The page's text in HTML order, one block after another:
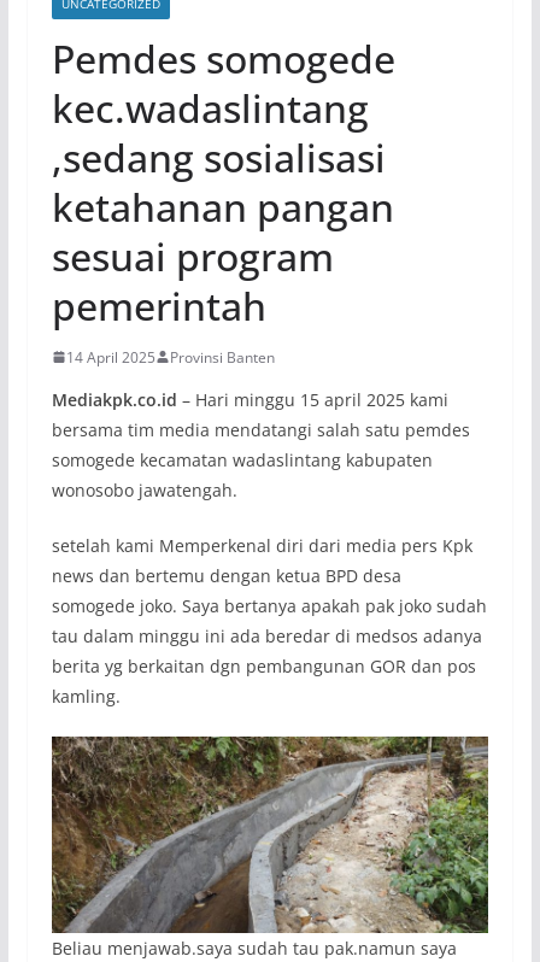
UNCATEGORIZED
Pemdes somogede
kec.wadaslintang
,sedang sosialisasi
ketahanan pangan
sesuai program
pemerintah
14 April 2025 Provinsi Banten
Mediakpk.co.id – Hari minggu 15 april 2025 kami
bersama tim media mendatangi salah satu pemdes
somogede kecamatan wadaslintang kabupaten
wonosobo jawatengah.
setelah kami Memperkenal diri dari media pers Kpk
news dan bertemu dengan ketua BPD desa
somogede joko. Saya bertanya apakah pak joko sudah
tau dalam minggu ini ada beredar di medsos adanya
berita yg berkaitan dgn pembangunan GOR dan pos
kamling.
Beliau menjawab.saya sudah tau pak.namun saya